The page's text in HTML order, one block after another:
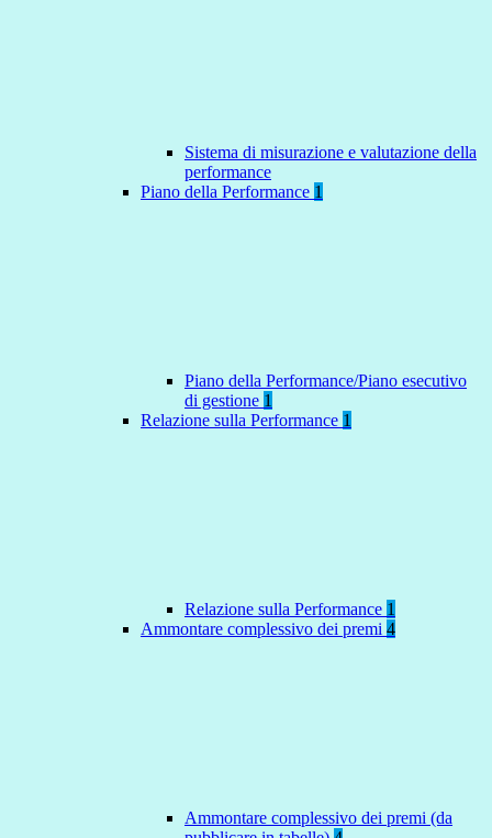
Sistema di misurazione e valutazione della
performance
Piano della Performance 1
Piano della Performance/Piano esecutivo
di gestione 1
Relazione sulla Performance 1
Relazione sulla Performance 1
Ammontare complessivo dei premi 4
Ammontare complessivo dei premi (da